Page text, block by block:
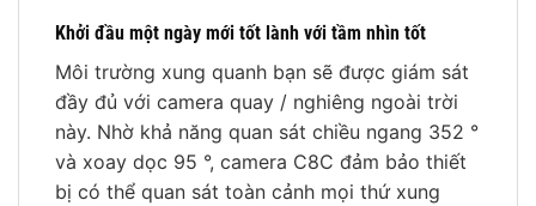
Khởi đầu một ngày mới tốt lành với tầm nhìn tốt
Môi trường xung quanh bạn sẽ được giám sát
đầy đủ với camera quay / nghiêng ngoài trời
này. Nhờ khả năng quan sát chiều ngang 352 °
và xoay dọc 95 °, camera C8C đảm bảo thiết
bị có thể quan sát toàn cảnh mọi thứ xung